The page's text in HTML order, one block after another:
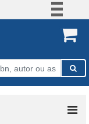
Participe